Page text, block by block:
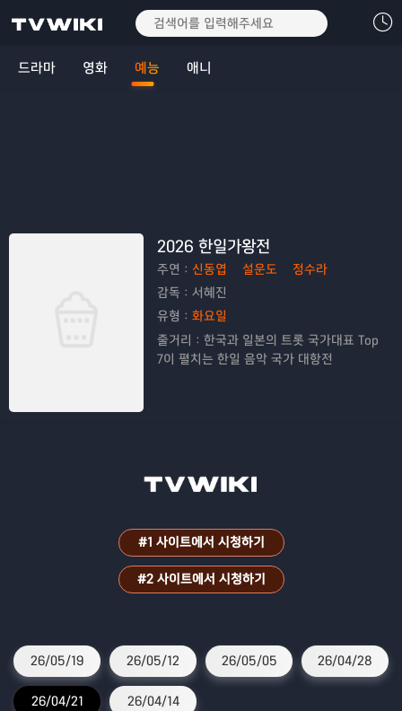
드라마 영화 예능 애니
2026 한일가왕전
주연： 신동엽 설운도
정수라
감독： 서혜진
유형： 화요일
줄거리： 한국과 일본의 트롯 국가대표 Top
7이 펼치는 한일 음악 국가 대항전
#1 사이트에서 시청하기
#2 사이트에서 시청하기
26/05/19 26/05/12 26/05/05 26/04/28
26/04/21 26/04/14